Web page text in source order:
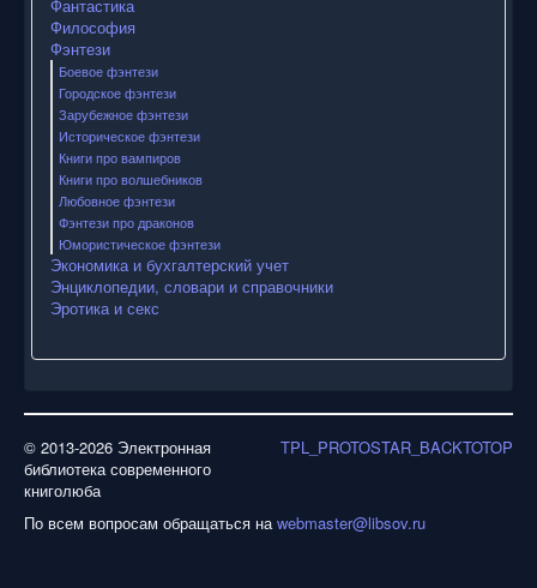
Фантастика
Философия
Фэнтези
Боевое фэнтези
Городское фэнтези
Зарубежное фэнтези
Историческое фэнтези
Книги про вампиров
Книги про волшебников
Любовное фэнтези
Фэнтези про драконов
Юмористическое фэнтези
Экономика и бухгалтерский учет
Энциклопедии, словари и справочники
Эротика и секс
TPL_PROTOSTAR_BACKTOTOP
© 2013-2026 Электронная
библиотека современного
книголюба
По всем вопросам обращаться наwebmaster@libsov.ru